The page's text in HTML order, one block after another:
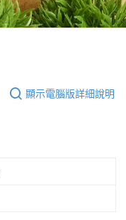
顯示電腦版詳細說明